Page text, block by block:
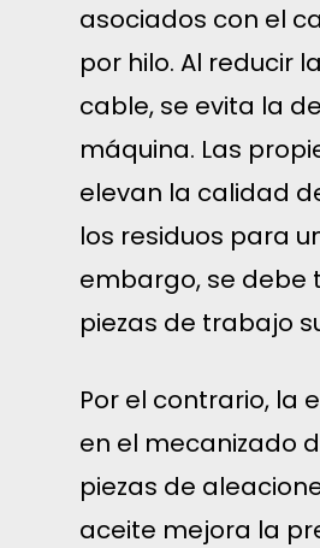
asociados con el
por hilo. Al reducir
cable, se evita la
máquina. Las
elevan la calidad
los residuos para
embargo, se debe
piezas de trabajo
Por el contrario, la
en el mecanizado
piezas de
aceite mejora la